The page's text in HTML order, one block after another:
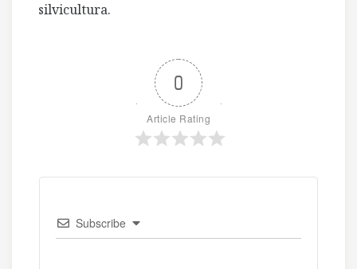
silvicultura.
0
Article Rating
Subscribe